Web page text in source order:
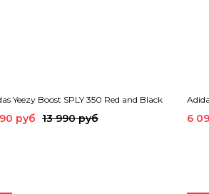
Yeezy Boost SPLY 350 Red and Black
руб 13 990 руб 6